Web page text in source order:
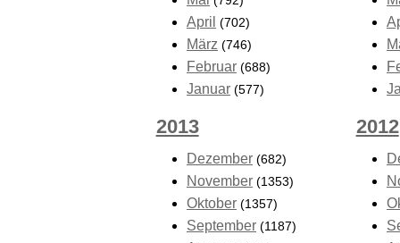
April (702)
März (746)
Februar (688)
Januar (577)
2013
Dezember (682)
November (1353)
Oktober (1357)
September (1187)
2012